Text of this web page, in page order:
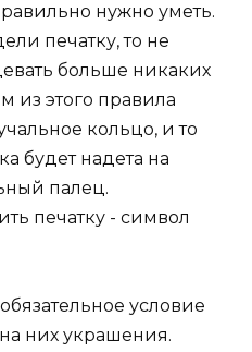
нужно уметь.
печатку, то не
больше никаких
из этого правила
кольцо, и то
будет надета на
палец.
условие
них украшения.